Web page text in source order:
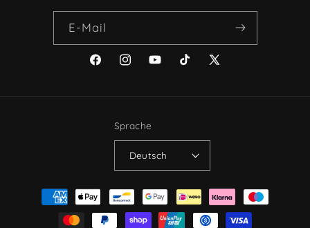
E-Mail
FacebookInstagramYouTubeTikTokX
Sprache
Deutsch
Zahlungsmethoden